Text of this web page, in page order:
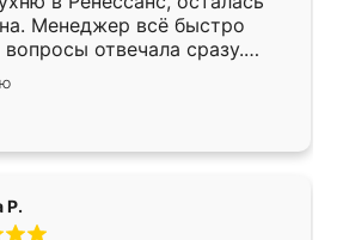
Менеджер всё быстро
вопросы отвечала сразу.
в субботу, подошёл к
Собрали
работали аккуратно, даже
Р.